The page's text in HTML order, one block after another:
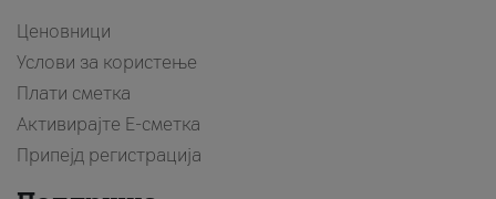
Ценовници
Услови за користење
Плати сметка
Активирајте Е-сметка
Припејд регистрација